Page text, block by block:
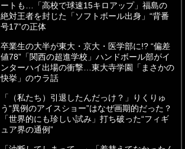
ートも…「高校で球速15キロアップ」福島の
絶対王者を封じた「ソフトボール出身」“背番
号17”の正体
卒業生の大半が東大・京大・医学部に!? “偏差
値78”「関西の超進学校」ハンドボール部がイ
ンターハイ出場の衝撃…東大寺学園「まさかの
快挙」のウラ話
「（私たち）引退したんだっけ？」りくりゅ
う“異例のアイスショー”はなぜ画期的だった？
「世界的にも珍しい試み」打ち破った“フィギ
ュア界の通例”